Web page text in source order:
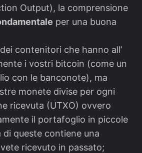
Output), la comprensione
per una buona
contenitori che hanno all’
i vostri bitcoin (come un
con le banconote), ma
monete divise per ogni
ricevuta (UTXO) ovvero
il portafoglio in piccole
queste contiene una
ricevuto in passato;